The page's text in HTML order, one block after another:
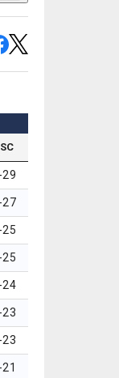
SC
-29
-27
-25
-25
-24
-23
-23
-21